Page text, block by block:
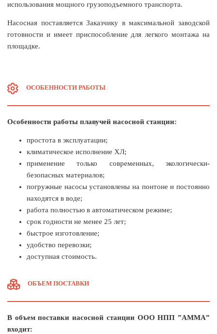
использования мощного грузоподъемного транспорта.
Насосная поставляется Заказчику в максимальной заводской
готовности и имеет приспособление для легкого монтажа на
площадке.
ОСОБЕННОСТИ РАБОТЫ
Особенности работы плавучей насосной станции:
простота в эксплуатации;
климатическое исполнение ХЛ;
применение только современных, экологически-
безопасных материалов;
погружные насосы установлены на понтоне и постоянно
находятся в воде;
работа полностью в автоматическом режиме;
срок годности не менее 25 лет;
быстрое изготовление;
удобство перевозки;
доступная стоимость.
ОБЪЕМ ПОСТАВКИ
В объем поставки насосной станции ООО НПП ”АММА”
входит: